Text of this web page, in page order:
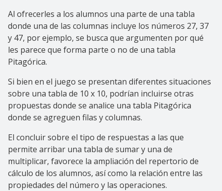
Al ofrecerles a los alumnos una parte de una tabla
donde una de las columnas incluye los números 27, 37
y 47, por ejemplo, se busca que argumenten por qué
les parece que forma parte o no de una tabla
Pitagórica.
Si bien en el juego se presentan diferentes situaciones
sobre una tabla de 10 x 10, podrían incluirse otras
propuestas donde se analice una tabla Pitagórica
donde se agreguen filas y columnas.
El concluir sobre el tipo de respuestas a las que
permite arribar una tabla de sumar y una de
multiplicar, favorece la ampliación del repertorio de
cálculo de los alumnos, así como la relación entre las
propiedades del número y las operaciones.